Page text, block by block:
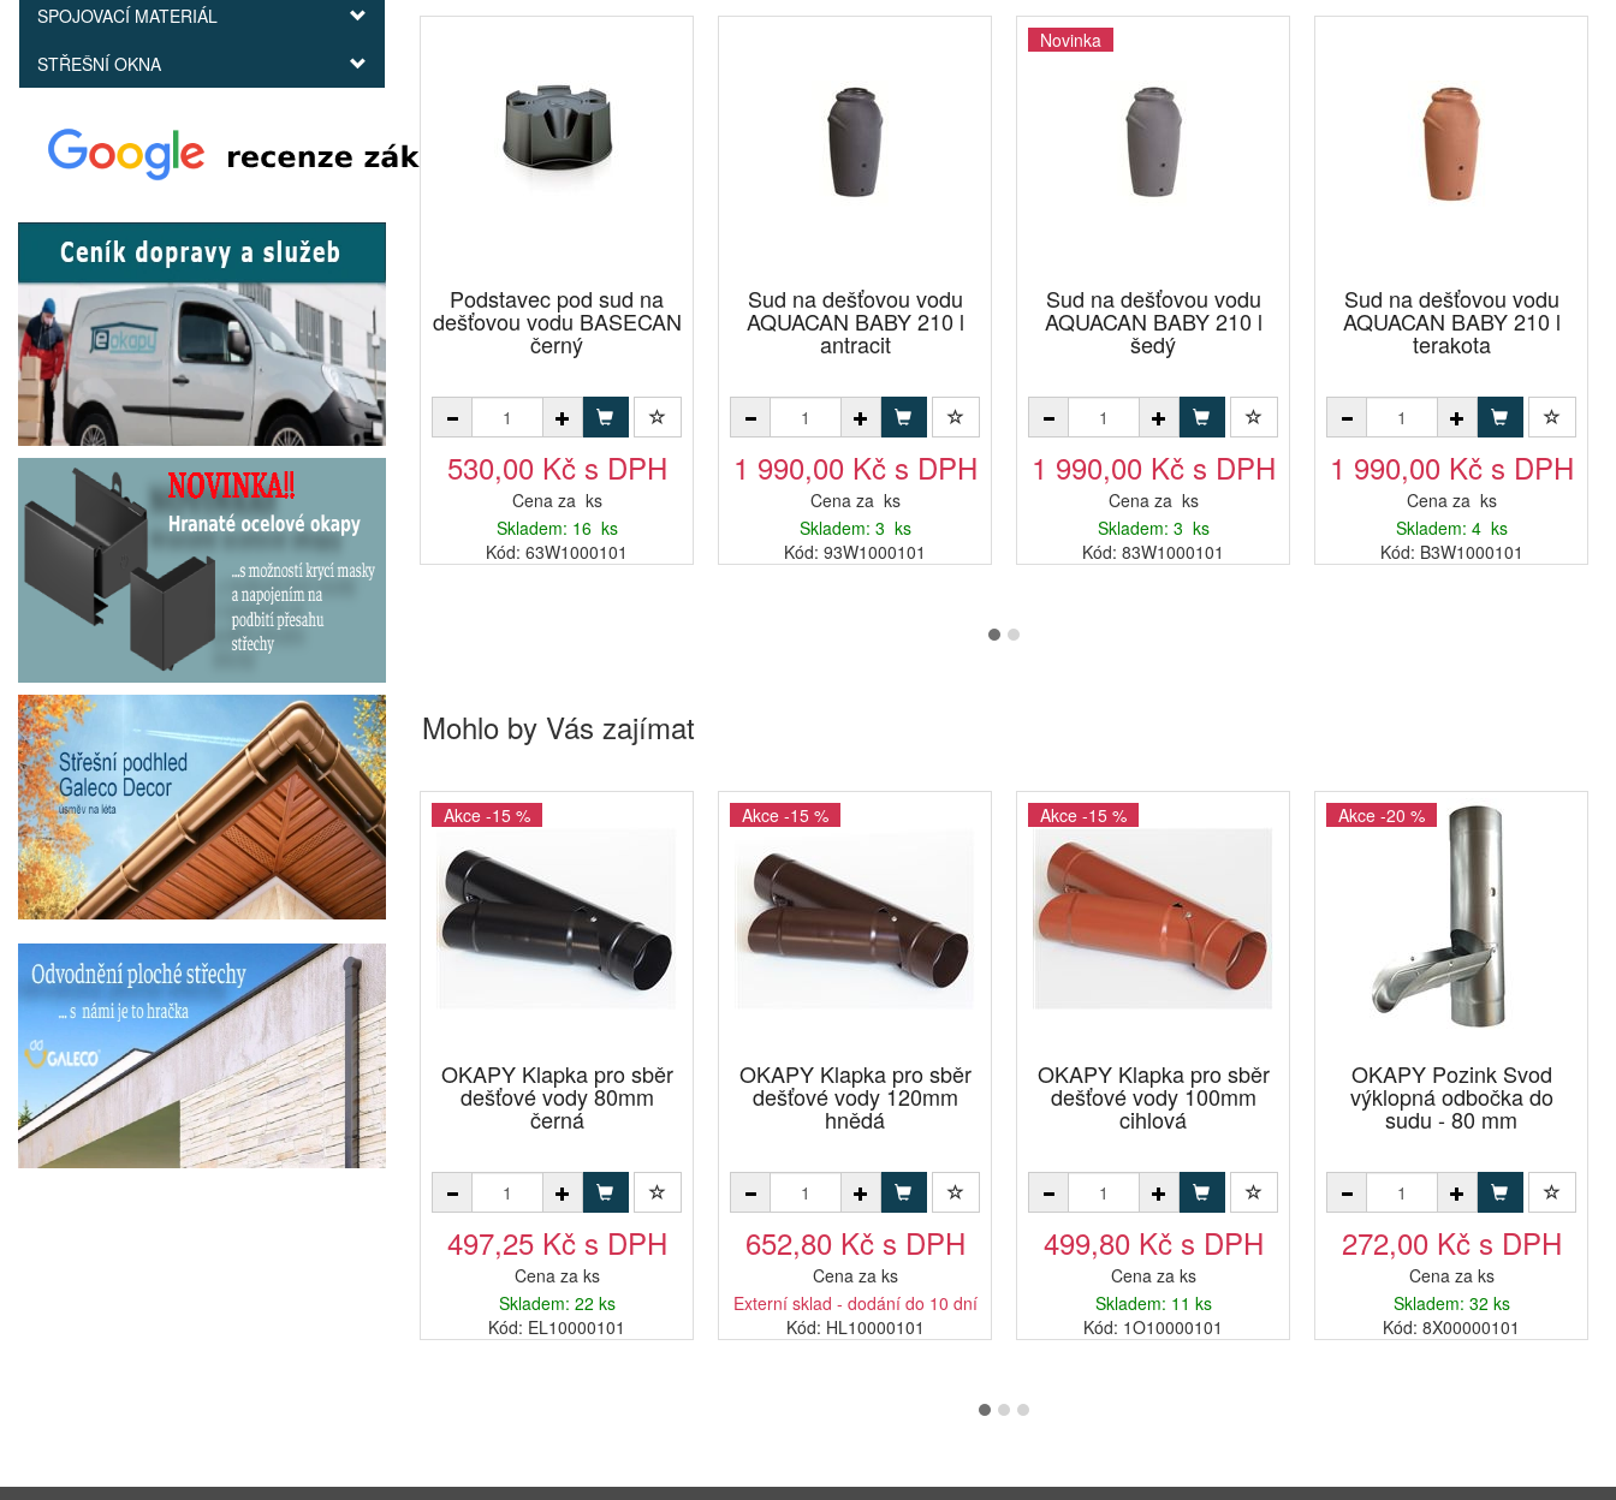
SPOJOVACÍ MATERIÁL
STŘEŠNÍ OKNA
Podstavec pod sud na
dešťovou vodu BASECAN
černý
530,00 Kč s DPH
Cena za ks
Skladem: 16 ks
Kód: 63W1000101
Sud na dešťovou vodu
AQUACAN BABY 210 l
antracit
1 990,00 Kč s DPH
Cena za ks
Skladem: 3 ks
Kód: 93W1000101
Novinka
Sud na dešťovou vodu
AQUACAN BABY 210 l
šedý
1 990,00 Kč s DPH
Cena za ks
Skladem: 3 ks
Kód: 83W1000101
Sud na dešťovou vodu
AQUACAN BABY 210 l
terakota
1 990,00 Kč s DPH
Cena za ks
Skladem: 4 ks
Kód: B3W1000101
Mohlo by Vás zajímat
Akce -15 %
OKAPY Klapka pro sběr
dešťové vody 80mm
černá
497,25 Kč s DPH
Cena za ks
Skladem: 22 ks
Kód: EL10000101
Akce -15 %
OKAPY Klapka pro sběr
dešťové vody 120mm
hnědá
652,80 Kč s DPH
Cena za ks
Externí sklad - dodání do 10 dní
Kód: HL10000101
Akce -15 %
OKAPY Klapka pro sběr
dešťové vody 100mm
cihlová
499,80 Kč s DPH
Cena za ks
Skladem: 11 ks
Kód: 1O10000101
Akce -20 %
OKAPY Pozink Svod
výklopná odbočka do
sudu - 80 mm
272,00 Kč s DPH
Cena za ks
Skladem: 32 ks
Kód: 8X00000101